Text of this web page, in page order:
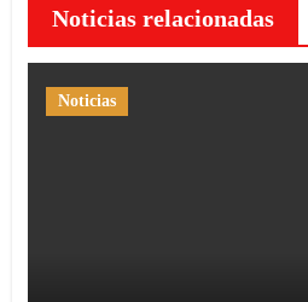
Noticias relacionadas
Noticias